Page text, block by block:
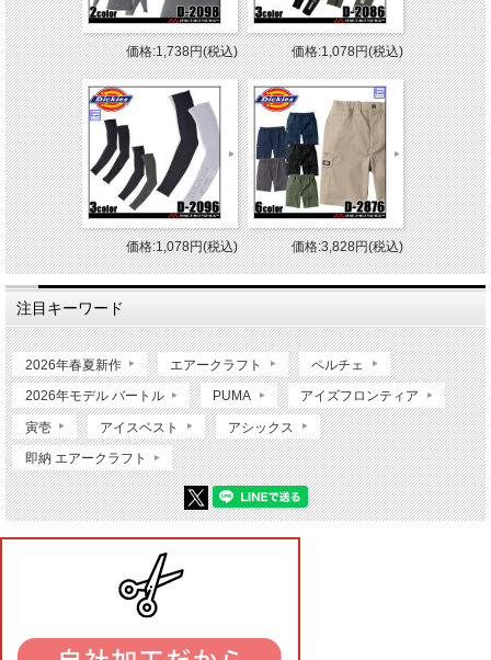
価格:1,738円(税込) 価格:1,078円(税込)
価格:1,078円(税込) 価格:3,828円(税込)
注目キーワード
2026年春夏新作 エアークラフト ペルチェ
2026年モデル バートル PUMA アイズフロンティア
寅壱 アイスベスト アシックス
即納 エアークラフト